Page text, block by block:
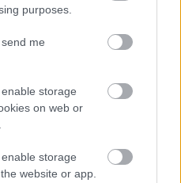
purposes.
me
storage
on web or
storage
website or app.
féreg
október 20.